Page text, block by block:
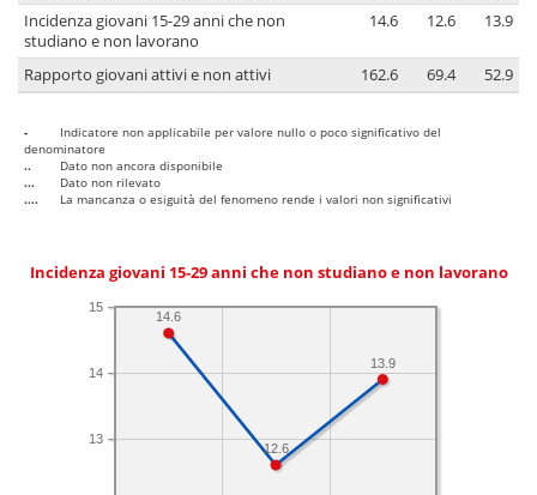
Incidenza giovani 15-29 anni che non
studiano e non lavorano
14.6 12.6 13.9
Rapporto giovani attivi e non attivi 162.6 69.4 52.9
-
Indicatore non applicabile per valore nullo o poco significativo del
denominatore
..
Dato non ancora disponibile
...
Dato non rilevato
....
La mancanza o esiguità del fenomeno rende i valori non significativi
Incidenza giovani 15-29 anni che non studiano e non lavorano
13
14
15
13.9
12.6
14.6